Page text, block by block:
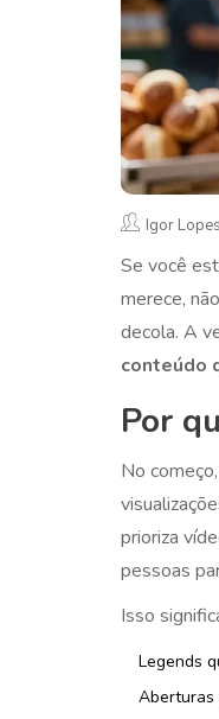
Igor Lopes
Se você
merece,
decola. A
conteúdo
Por
No
prioriza
pessoas
Isso
Legends
Aberturas